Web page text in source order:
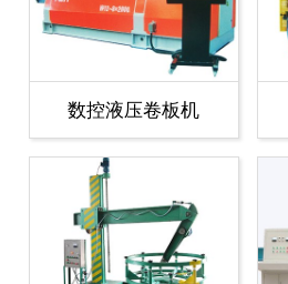
数控液压卷板机